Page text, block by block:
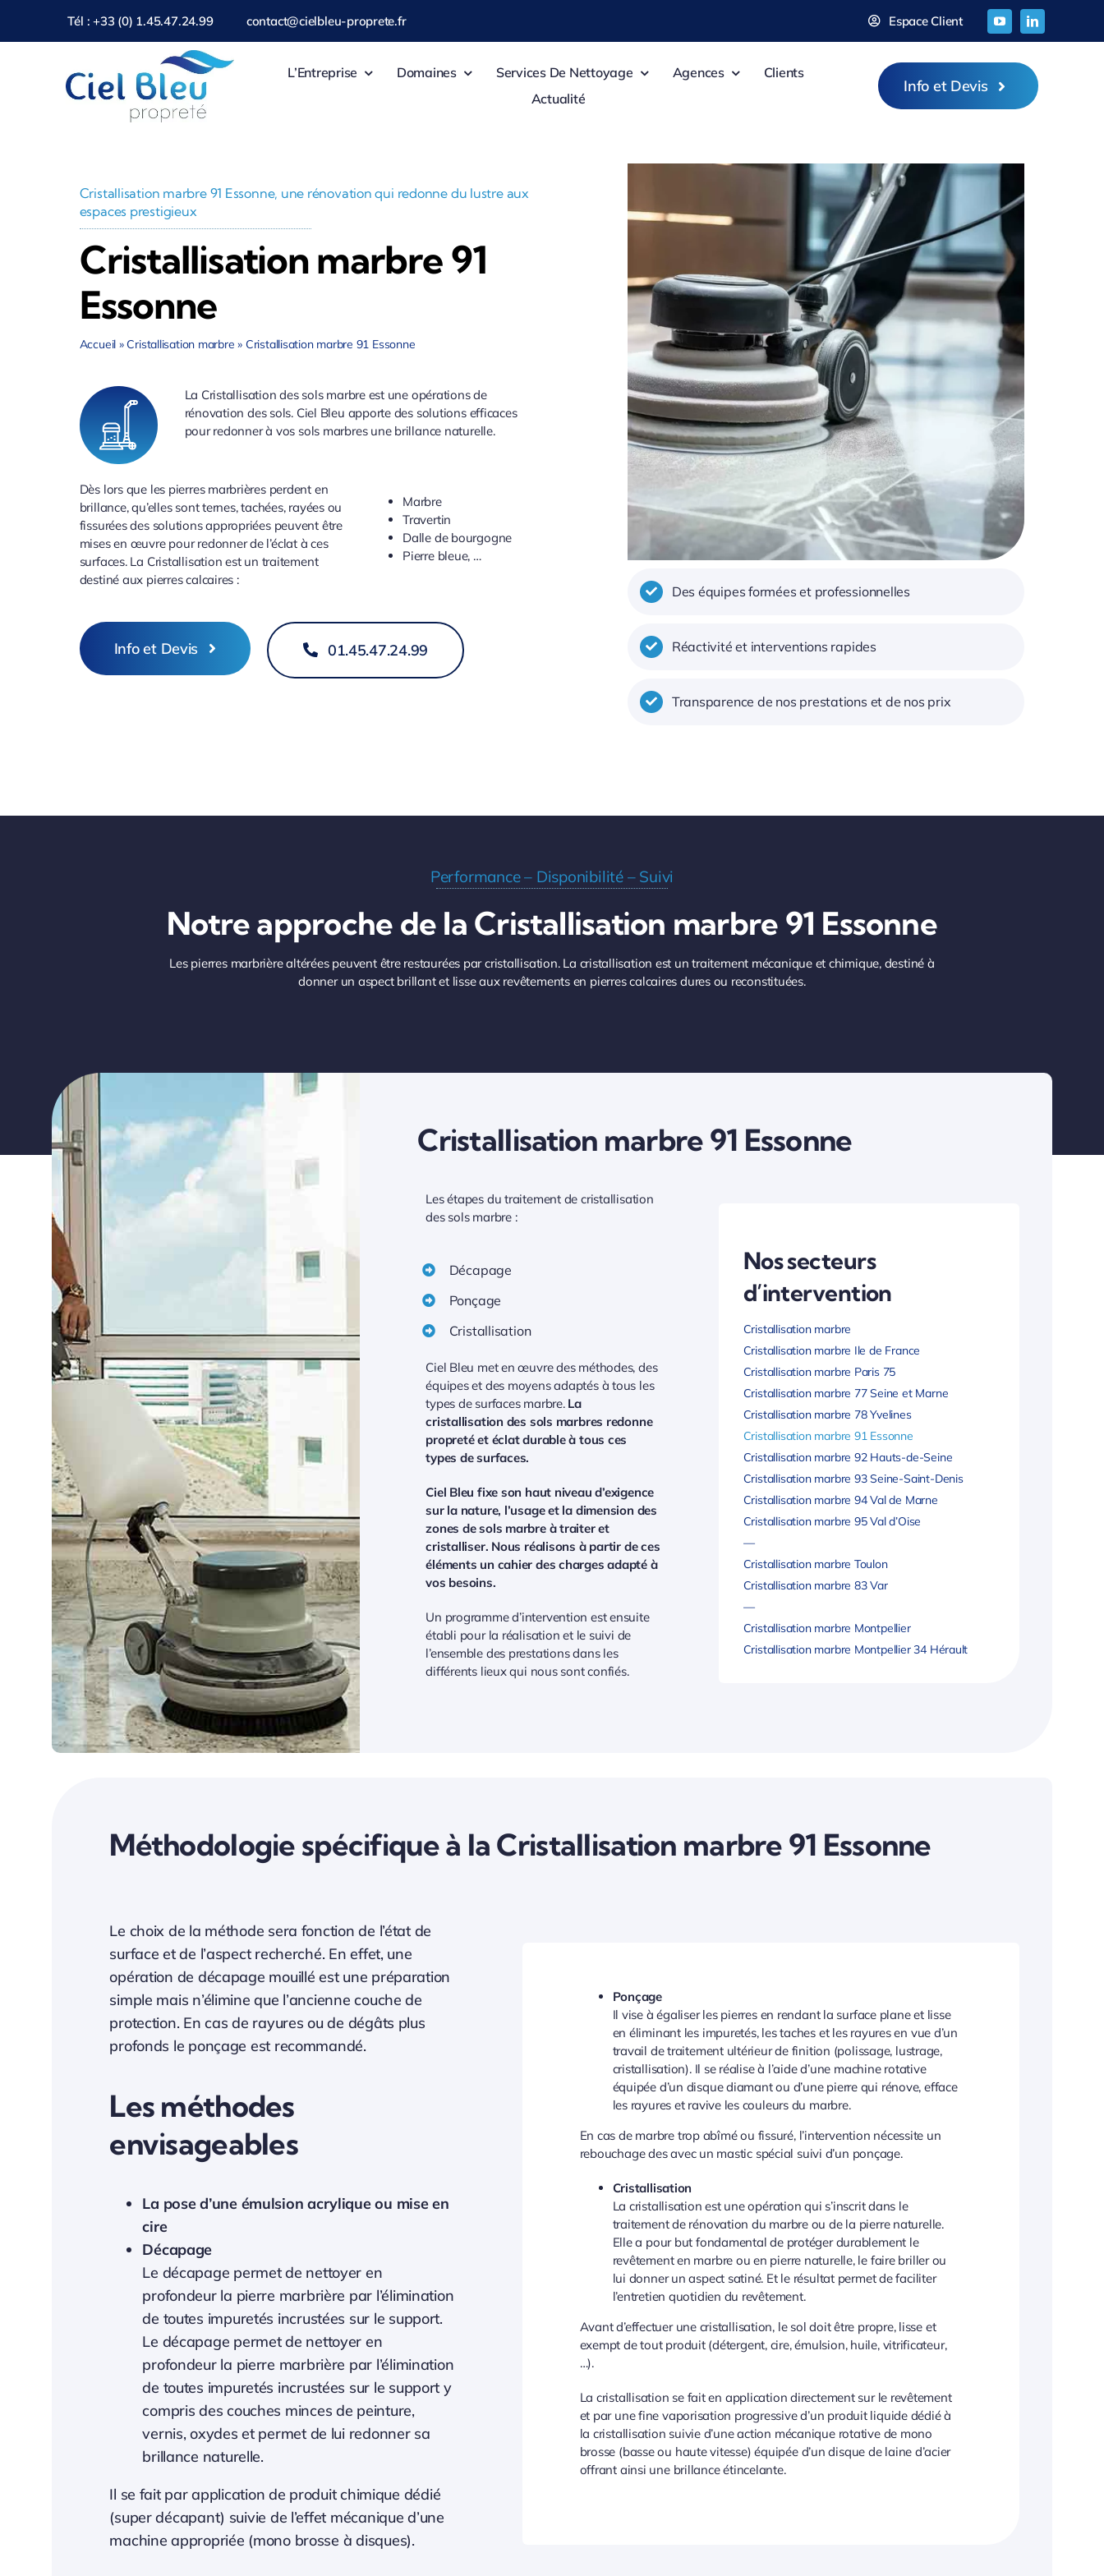
contenu
Tél : +33 (0) 1.45.47.24.99 contact@cielbleu-proprete.fr Espace Client
L’Entreprise Domaines Services De Nettoyage Agences
Clients
Actualité
Info et Devis
Cristallisation marbre 91 Essonne, une rénovation qui redonne du lustre aux
espaces prestigieux
Cristallisation marbre 91
Essonne
Accueil »Cristallisation marbre » Cristallisation marbre 91 Essonne
La Cristallisation des sols marbre est une opérations de
rénovation des sols. Ciel Bleu apporte des solutions efficaces
pour redonner à vos sols marbres une brillance naturelle.
Dès lors que les pierres marbrières perdent en
brillance, qu’elles sont ternes, tachées, rayées ou
fissurées des solutions appropriées peuvent être
mises en œuvre pour redonner de l’éclat à ces
surfaces. La Cristallisation est un traitement
destiné aux pierres calcaires :
Marbre
Travertin
Dalle de bourgogne
Pierre bleue, …
Info et Devis 01.45.47.24.99
Des équipes formées et professionnelles
Réactivité et interventions rapides
Transparence de nos prestations et de nos prix
Performance – Disponibilité – Suivi
Notre approche de la Cristallisation marbre 91 Essonne
Les pierres marbrière altérées peuvent être restaurées par cristallisation. La cristallisation est un traitement mécanique et chimique, destiné à
donner un aspect brillant et lisse aux revêtements en pierres calcaires dures ou reconstituées.
Cristallisation marbre 91 Essonne
Les étapes du traitement de cristallisation
des sols marbre :
Décapage
Ponçage
Cristallisation
Ciel Bleu met en œuvre des méthodes, des
équipes et des moyens adaptés à tous les
types de surfaces marbre. La
cristallisation des sols marbres redonne
propreté et éclat durable à tous ces
types de surfaces.
Ciel Bleu fixe son haut niveau d’exigence
sur la nature, l’usage et la dimension des
zones de sols marbre à traiter et
cristalliser. Nous réalisons à partir de ces
éléments un cahier des charges adapté à
vos besoins.
Un programme d’intervention est ensuite
établi pour la réalisation et le suivi de
l’ensemble des prestations dans les
différents lieux qui nous sont confiés.
Nos secteurs
d’intervention
Cristallisation marbre
Cristallisation marbre Ile de France
Cristallisation marbre Paris 75
Cristallisation marbre 77 Seine et Marne
Cristallisation marbre 78 Yvelines
Cristallisation marbre 91 Essonne
Cristallisation marbre 92 Hauts-de-Seine
Cristallisation marbre 93 Seine-Saint-Denis
Cristallisation marbre 94 Val de Marne
Cristallisation marbre 95 Val d’Oise
—
Cristallisation marbre Toulon
Cristallisation marbre 83 Var
—
Cristallisation marbre Montpellier
Cristallisation marbre Montpellier 34 Hérault
Méthodologie spécifique à la Cristallisation marbre 91 Essonne
Le choix de la méthode sera fonction de l’état de
surface et de l’aspect recherché. En effet, une
opération de décapage mouillé est une préparation
simple mais n’élimine que l’ancienne couche de
protection. En cas de rayures ou de dégâts plus
profonds le ponçage est recommandé.
Les méthodes
envisageables
La pose d’une émulsion acrylique ou mise en
cire
Décapage
Le décapage permet de nettoyer en
profondeur la pierre marbrière par l’élimination
de toutes impuretés incrustées sur le support.
Le décapage permet de nettoyer en
profondeur la pierre marbrière par l’élimination
de toutes impuretés incrustées sur le support y
compris des couches minces de peinture,
vernis, oxydes et permet de lui redonner sa
brillance naturelle.
Il se fait par application de produit chimique dédié
(super décapant) suivie de l’effet mécanique d’une
machine appropriée (mono brosse à disques).
Ponçage
Il vise à égaliser les pierres en rendant la surface plane et lisse
en éliminant les impuretés, les taches et les rayures en vue d’un
travail de traitement ultérieur de finition (polissage, lustrage,
cristallisation). Il se réalise à l’aide d’une machine rotative
équipée d’un disque diamant ou d’une pierre qui rénove, efface
les rayures et ravive les couleurs du marbre.
En cas de marbre trop abîmé ou fissuré, l’intervention nécessite un
rebouchage des avec un mastic spécial suivi d’un ponçage.
Cristallisation
La cristallisation est une opération qui s’inscrit dans le
traitement de rénovation du marbre ou de la pierre naturelle.
Elle a pour but fondamental de protéger durablement le
revêtement en marbre ou en pierre naturelle, le faire briller ou
lui donner un aspect satiné. Et le résultat permet de faciliter
l’entretien quotidien du revêtement.
Avant d’effectuer une cristallisation, le sol doit être propre, lisse et
exempt de tout produit (détergent, cire, émulsion, huile, vitrificateur,
…).
La cristallisation se fait en application directement sur le revêtement
et par une fine vaporisation progressive d’un produit liquide dédié à
la cristallisation suivie d’une action mécanique rotative de mono
brosse (basse ou haute vitesse) équipée d’un disque de laine d’acier
offrant ainsi une brillance étincelante.